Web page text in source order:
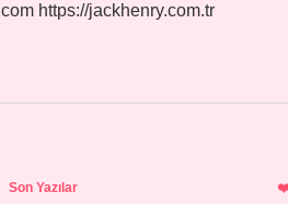
https://jackhenry.com.tr
Son Yazılar